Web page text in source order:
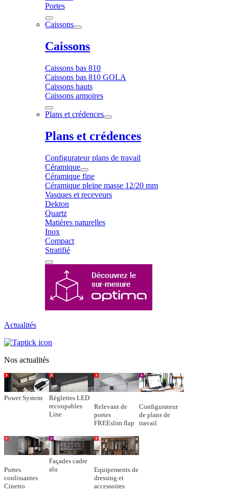
Portes
Caissons
Caissons
Caissons bas 810
Caissons bas 810 GOLA
Caissons hauts
Caissons armoires
Plans et crédences
Plans et crédences
Configurateur plans de travail
Céramique
Céramique fine
Céramique pleine masse 12/20 mm
Vasques et receveurs
Dekton
Quartz
Matières naturelles
Inox
Compact
Stratifié
Actualités
Nos actualités
Power System
Réglettes LED
recoupables
Line
Relevant de
portes
FREEslim flap
Configurateur
de plans de
travail
Portes
coulissantes
Cinetto
Façades cadre
alu
Equipements de
dressing et
accessoires